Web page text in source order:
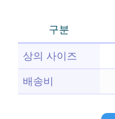
구분
상의 사이즈
배송비